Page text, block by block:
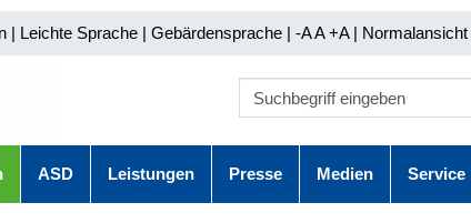
| Leichte Sprache | Gebärdensprache | -A A+A | Normalansicht
ASD Leistungen Presse Medien Service